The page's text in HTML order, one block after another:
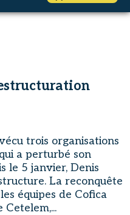
trois organisations
a perturbé son
le 5 janvier, Denis
La reconquête
équipes de Cofica